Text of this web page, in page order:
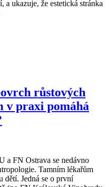
a ukazuje, že estetická stránka
růstových
v praxi pomáhá
a FN Ostrava se nedávno
Tamním lékařům
dětí. Jedná se o první